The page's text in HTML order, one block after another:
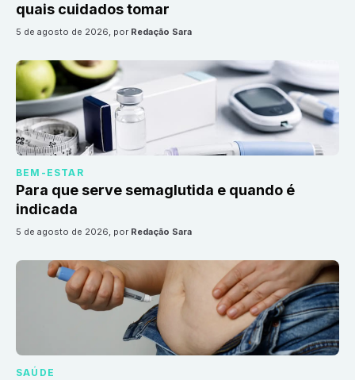
quais cuidados tomar
5 de agosto de 2026, por Redação Sara
BEM-ESTAR
Para que serve semaglutida e quando é
indicada
5 de agosto de 2026, por Redação Sara
SAÚDE